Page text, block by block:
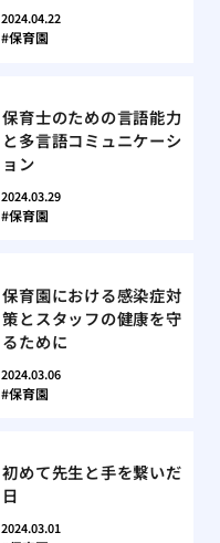
2024.04.22
保育園
保育士のための言語能力
と多言語コミュニケーシ
ョン
2024.03.29
保育園
保育園における感染症対
策とスタッフの健康を守
るために
2024.03.06
保育園
初めて先生と手を繋いだ
日
2024.03.01